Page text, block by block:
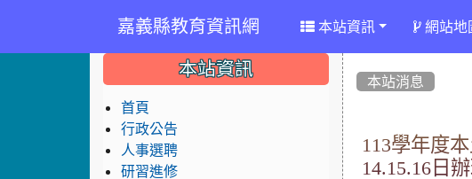
嘉義縣教育資訊網 本站資訊 網站地
本站消息
113學年度
14.15.16日
::: 本站資訊
首頁
行政公告
人事選聘
研習進修